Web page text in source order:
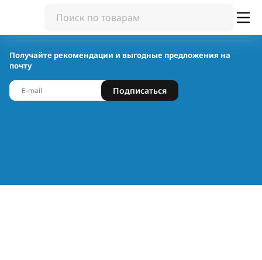
Получайте рекомендации и выгодные предложения на
почту
Подписаться